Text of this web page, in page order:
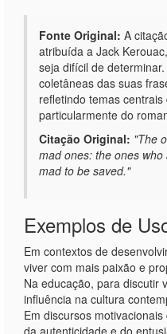
Fonte Original: A
atribuída a Jack
seja difícil de
coletâneas das suas
refletindo temas
particularmente do
Citação Original: "The
mad ones: the ones
mad to be saved."
Exemplos de
Em contextos de
viver com mais paixão e
Na educação, para discutir
influência na cultura
Em discursos
da autenticidade e do